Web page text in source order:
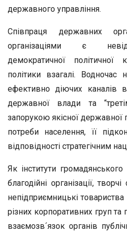
державного управління.
Співпраця державних
організаціями є
демократичної політичної
політики взагалі. Водночас
ефективно діючих каналів
державної влади та
запорукою якісної державної
потреби населення, її
відповідності стратегічним
Як інститути громадянського
благодійні організації,
непідприємницькі
різних корпоративних груп та
взаємозв´язок органів